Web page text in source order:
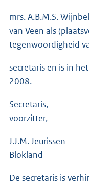
mrs. A.B.M.S.
van Veen als
tegenwoordigheid
secretaris en is in
2008.
J.J.M.
Blokland
De secretaris is